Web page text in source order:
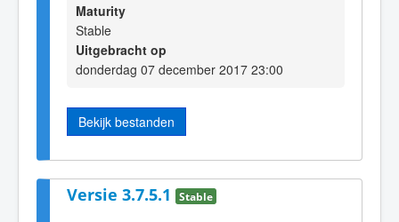
Maturity
Stable
Uitgebracht op
donderdag 07 december 2017 23:00
Bekijk bestanden
Versie 3.7.5.1 Stable